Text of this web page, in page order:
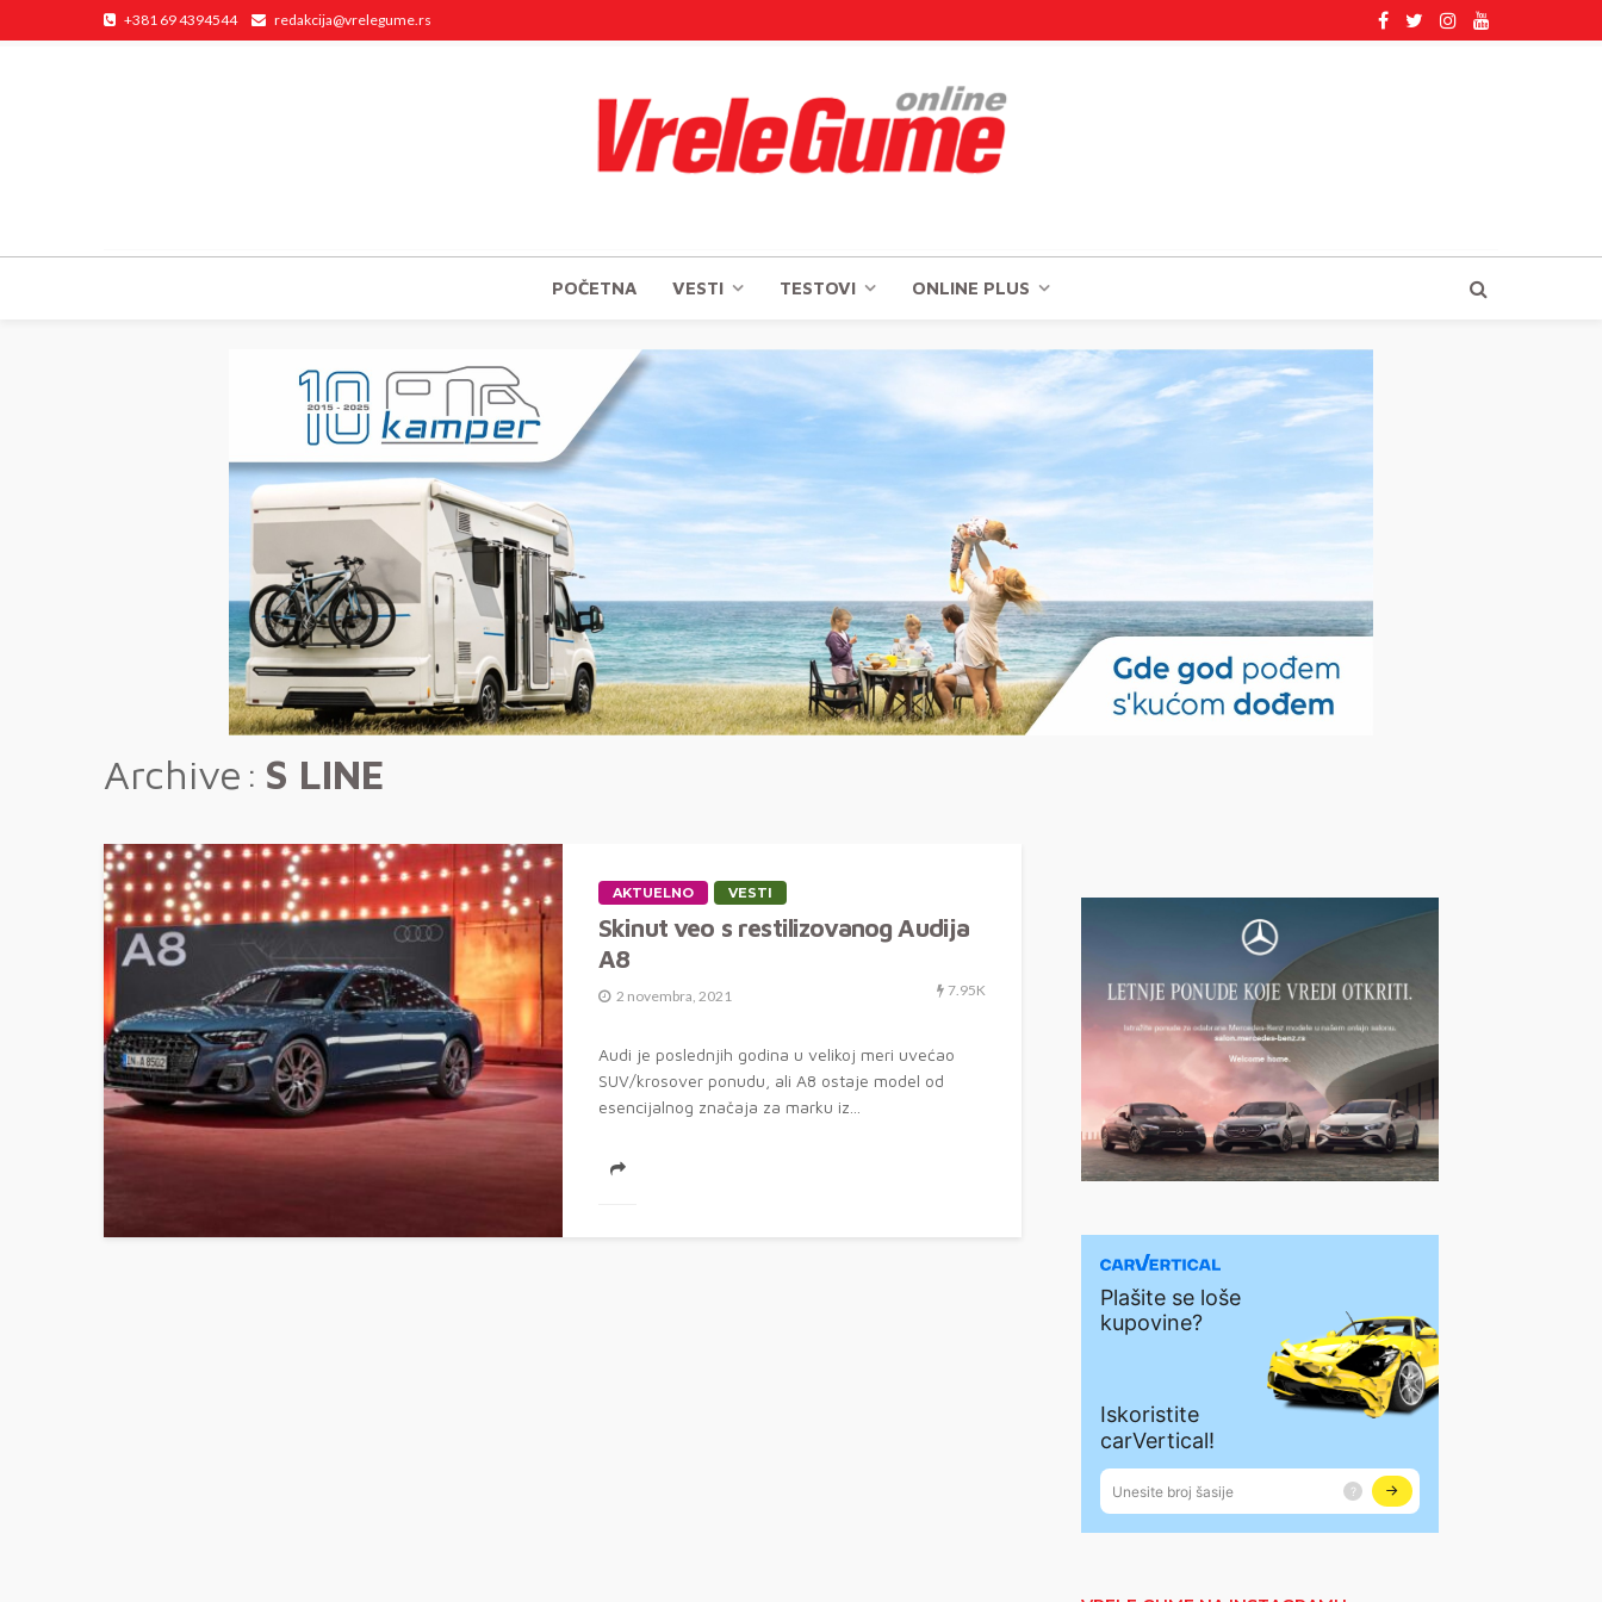
+381 69 4394544 redakcija@vrelegume.rs
POČETNA VESTI TESTOVI ONLINE PLUS
Archive S LINE
AKTUELNO VESTI
Skinut veo s restilizovanog Audija
A8
2 novembra, 2021 7.95K
Audi je poslednjih godina u velikoj meri uvećao
SUV/krosover ponudu, ali A8 ostaje model od
esencijalnog značaja za marku iz...